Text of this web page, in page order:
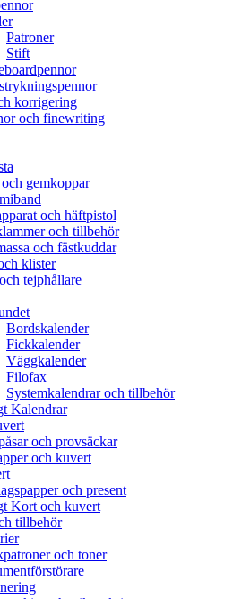
Patroner
Stift
korrigering
och finewriting
gemkoppar
och häftpistol
och tillbehör
och fästkuddar
klister
tejphållare
Bordskalender
Fickkalender
Väggkalender
Filofax
Systemkalendrar och tillbehör
Kalendrar
och provsäckar
och kuvert
och present
Kort och kuvert
tillbehör
och toner